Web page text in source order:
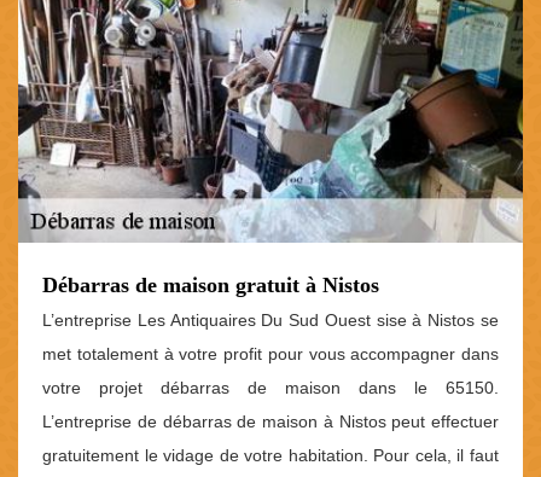
Débarras de maison gratuit à Nistos
L’entreprise Les Antiquaires Du Sud Ouest sise à Nistos se
met totalement à votre profit pour vous accompagner dans
votre projet débarras de maison dans le 65150.
L’entreprise de débarras de maison à Nistos peut effectuer
gratuitement le vidage de votre habitation. Pour cela, il faut